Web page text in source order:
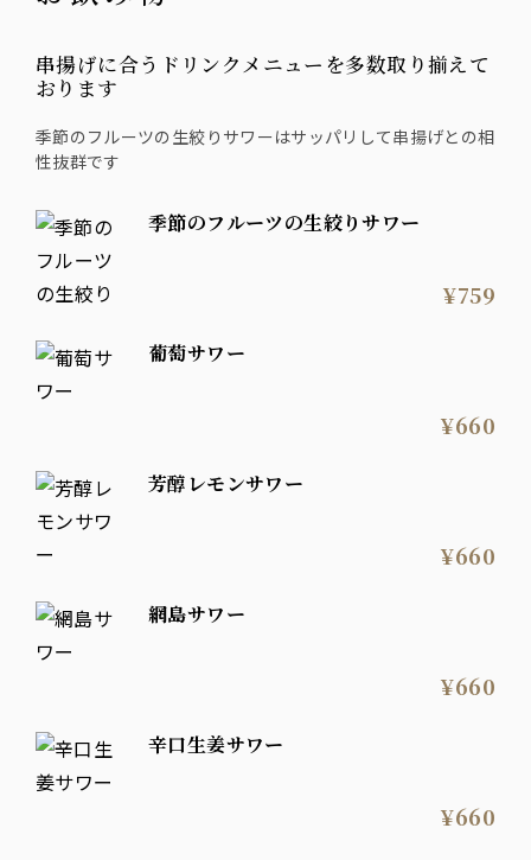
串揚げに合うドリンクメニューを多数取り揃えて
おります
季節のフルーツの生絞りサワーはサッパリして串揚げとの相
性抜群です
季節のフルーツの生絞りサワー
¥759
葡萄サワー
¥660
芳醇レモンサワー
¥660
網島サワー
¥660
辛口生姜サワー
¥660